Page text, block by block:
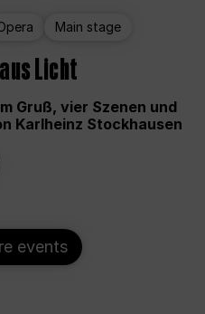
Main stage
Licht
Gruß, vier Szenen und
Karlheinz Stockhausen
events